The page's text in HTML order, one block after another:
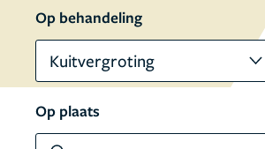
Op behandeling
Kuitvergroting
Op plaats